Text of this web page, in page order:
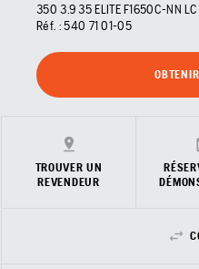
350 3.9 35 ELITE F1650C-NN LC
Réf. : 540 71 01‑05
TROUVER UN
REVENDEUR